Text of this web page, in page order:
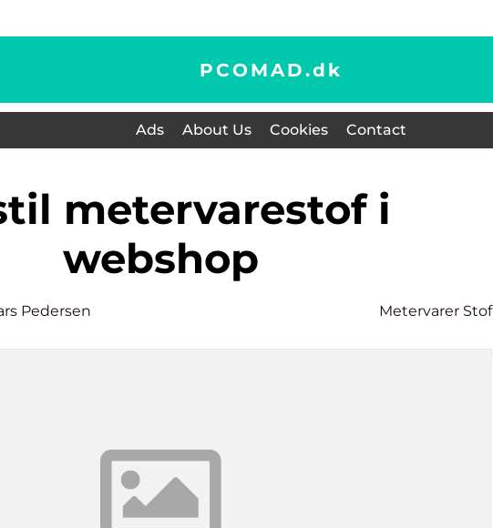
PCOMAD.dk
Ads About Us Cookies Contact
webshop
Pedersen Metervarer Stof